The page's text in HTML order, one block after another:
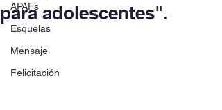
APAFs
Esquelas
Mensaje
Felicitación
para adolescentes".